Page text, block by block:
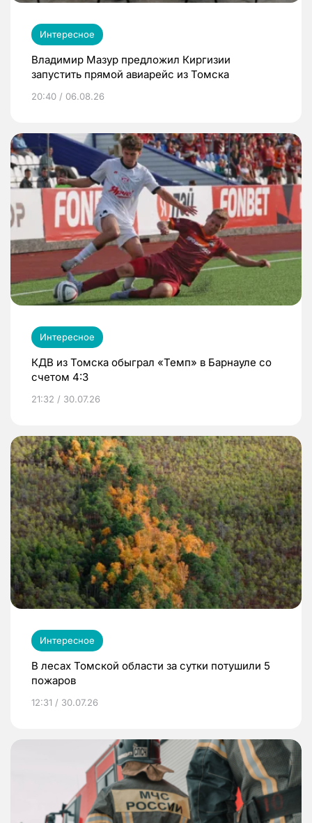
Интересное
Владимир Мазур предложил Киргизии
запустить прямой авиарейс из Томска
20:40 / 06.08.26
Интересное
КДВ из Томска обыграл «Темп» в Барнауле со
счетом 4:3
21:32 / 30.07.26
Интересное
В лесах Томской области за сутки потушили 5
пожаров
12:31 / 30.07.26